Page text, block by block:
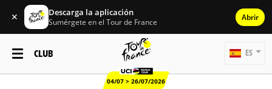
✕ Descarga la aplicación
Sumérgete en el Tour de France Abrir
CLUB
04/07 > 26/07/2026
ES